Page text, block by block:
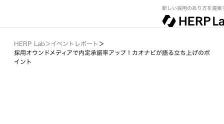
新しい採用のあり方を提案
HERP Lab＞イベントレポート ＞
採用オウンドメディアで内定承諾率アップ！カオナビが語る立ち上げのポ
イント